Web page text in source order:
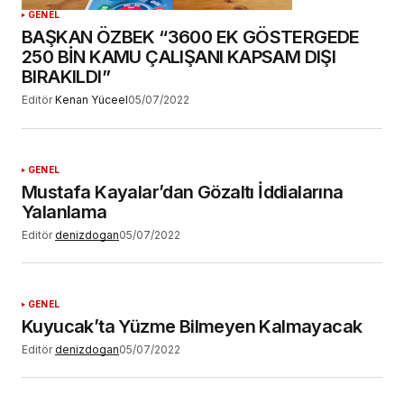
GENEL
BAŞKAN ÖZBEK “3600 EK GÖSTERGEDE
250 BİN KAMU ÇALIŞANI KAPSAM DIŞI
BIRAKILDI”
Editör Kenan Yüceel05/07/2022
GENEL
Mustafa Kayalar’dan Gözaltı İddialarına
Yalanlama
Editör denizdogan05/07/2022
GENEL
Kuyucak’ta Yüzme Bilmeyen Kalmayacak
Editör denizdogan05/07/2022